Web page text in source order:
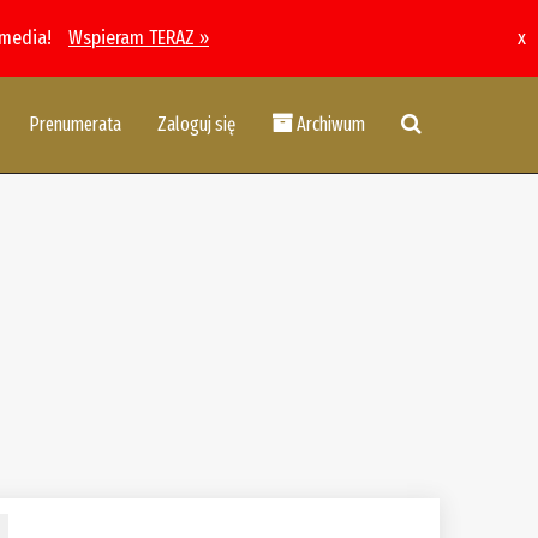
Wspieram TERAZ » x
Prenumerata Zaloguj się Archiwum